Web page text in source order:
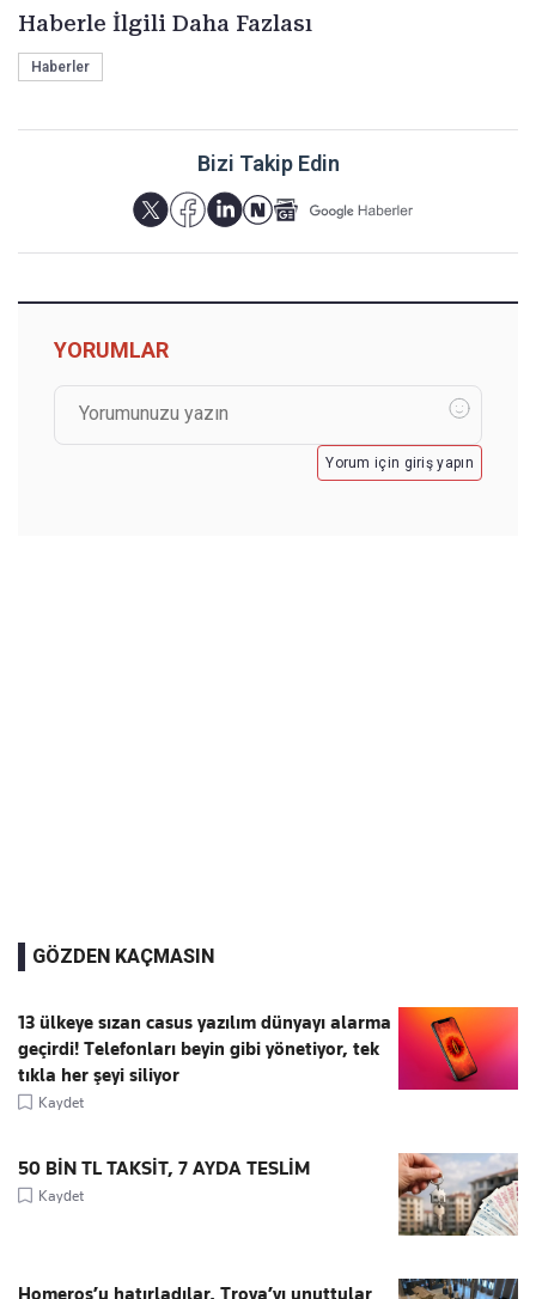
Haberle İlgili Daha Fazlası
Haberler
Bizi Takip Edin
YORUMLAR
Yorum için giriş yapın
GÖZDEN KAÇMASIN
13 ülkeye sızan casus yazılım dünyayı alarma
geçirdi! Telefonları beyin gibi yönetiyor, tek
tıkla her şeyi siliyor
Kaydet
50 BİN TL TAKSİT, 7 AYDA TESLİM
Kaydet
Homeros’u hatırladılar, Troya’yı unuttular